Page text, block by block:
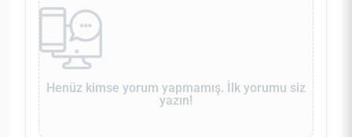
Henüz kimse yorum yapmamış. İlk yorumu siz
yazın!